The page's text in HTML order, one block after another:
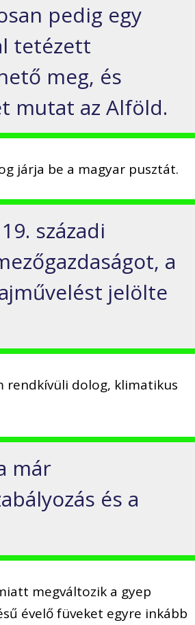
pedig egy
tetézett
meg, és
mutat az Alföld.
járja be a magyar pusztát.
századi
a
jelölte
rendkívüli dolog, klimatikus
már
és a
megváltozik a gyep
évelő füveket egyre inkább